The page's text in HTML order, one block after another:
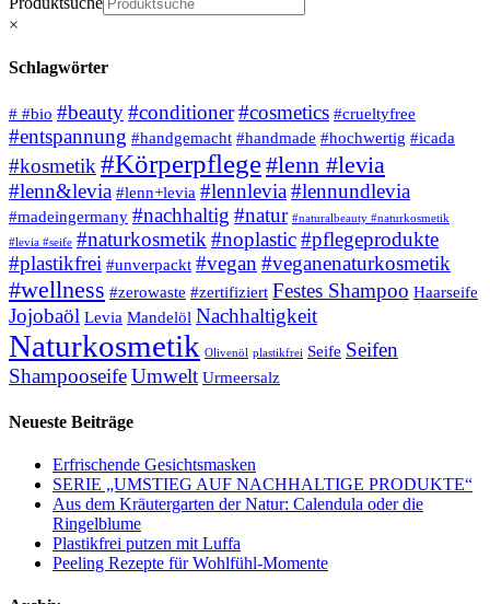
×
Schlagwörter
# #bio #beauty#conditioner#cosmetics #crueltyfree
#entspannung #handgemacht #handmade #hochwertig #icada
#kosmetik#Körperpflege#lenn #levia
#lenn&levia #lenn+levia #lennlevia#lennundlevia
#madeingermany #nachhaltig #natur #naturalbeauty #naturkosmetik
#levia #seife #naturkosmetik#noplastic#pflegeprodukte
#plastikfrei #unverpackt #vegan#veganenaturkosmetik
#wellness #zerowaste #zertifiziert Festes Shampoo Haarseife
Jojobaöl Levia Mandelöl Nachhaltigkeit
Naturkosmetik Olivenöl plastikfrei Seife Seifen
ShampooseifeUmwelt Urmeersalz
Neueste Beiträge
Erfrischende Gesichtsmasken
SERIE „UMSTIEG AUF NACHHALTIGE PRODUKTE“
Aus dem Kräutergarten der Natur: Calendula oder die
Ringelblume
Plastikfrei putzen mit Luffa
Peeling Rezepte für Wohlfühl-Momente